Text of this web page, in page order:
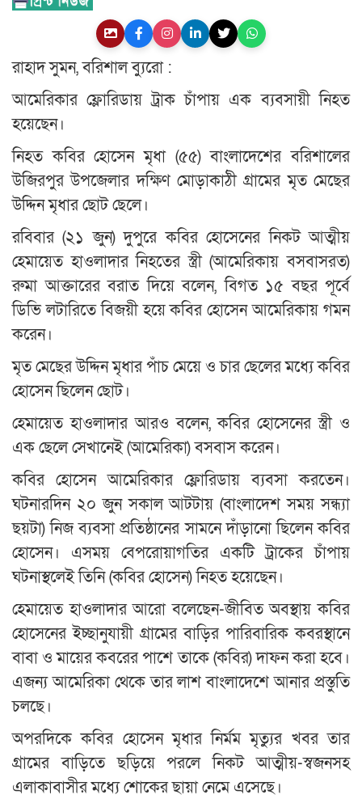
রাহাদ সুমন, বরিশাল ব্যুরো :
আমেরিকার ফ্লোরিডায় ট্রাক চাঁপায় এক ব্যবসায়ী নিহত
হয়েছেন।
নিহত কবির হোসেন মৃধা (৫৫) বাংলাদেশের বরিশালের
উজিরপুর উপজেলার দক্ষিণ মোড়াকাঠী গ্রামের মৃত মেছের
উদ্দিন মৃধার ছোট ছেলে।
রবিবার (২১ জুন) দুপুরে কবির হোসেনের নিকট আত্মীয়
হেমায়েত হাওলাদার নিহতের স্ত্রী (আমেরিকায় বসবাসরত)
রুমা আক্তারের বরাত দিয়ে বলেন, বিগত ১৫ বছর পূর্বে
ডিভি লটারিতে বিজয়ী হয়ে কবির হোসেন আমেরিকায় গমন
করেন।
মৃত মেছের উদ্দিন মৃধার পাঁচ মেয়ে ও চার ছেলের মধ্যে কবির
হোসেন ছিলেন ছোট।
হেমায়েত হাওলাদার আরও বলেন, কবির হোসেনের স্ত্রী ও
এক ছেলে সেখানেই (আমেরিকা) বসবাস করেন।
কবির হোসেন আমেরিকার ফ্লোরিডায় ব্যবসা করতেন।
ঘটনারদিন ২০ জুন সকাল আটটায় (বাংলাদেশ সময় সন্ধ্যা
ছয়টা) নিজ ব্যবসা প্রতিষ্ঠানের সামনে দাঁড়ানো ছিলেন কবির
হোসেন। এসময় বেপরোয়াগতির একটি ট্রাকের চাঁপায়
ঘটনাস্থলেই তিনি (কবির হোসেন) নিহত হয়েছেন।
হেমায়েত হাওলাদার আরো বলেছেন-জীবিত অবস্থায় কবির
হোসেনের ইচ্ছানুযায়ী গ্রামের বাড়ির পারিবারিক কবরস্থানে
বাবা ও মায়ের কবরের পাশে তাকে (কবির) দাফন করা হবে।
এজন্য আমেরিকা থেকে তার লাশ বাংলাদেশে আনার প্রস্তুতি
চলছে।
অপরদিকে কবির হোসেন মৃধার নির্মম মৃত্যুর খবর তার
গ্রামের বাড়িতে ছড়িয়ে পরলে নিকট আত্মীয়-স্বজনসহ
এলাকাবাসীর মধ্যে শোকের ছায়া নেমে এসেছে।